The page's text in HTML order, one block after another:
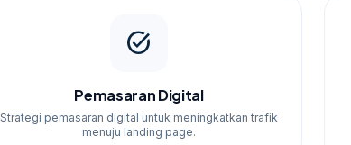
task_alt
Pemasaran Digital
Strategi pemasaran digital untuk meningkatkan trafik
menuju landing page.